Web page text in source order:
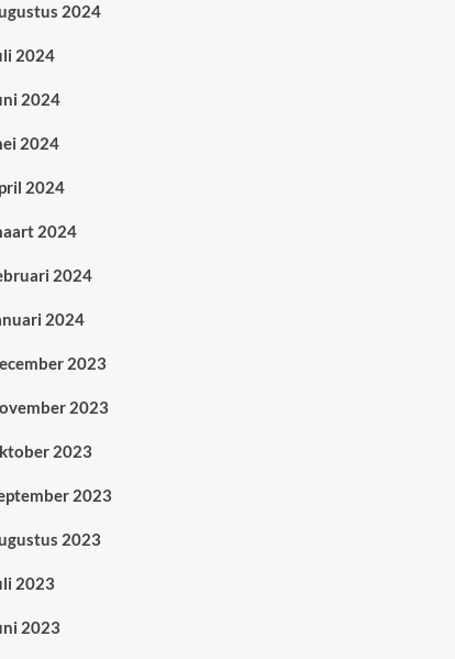
2024
2024
2024
2024
2024
2024
2024
2024
2023
2023
2023
2023
2023
2023
2023